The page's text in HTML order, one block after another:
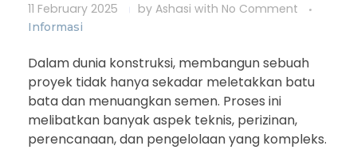
11 February 2025 by Ashasi with No Comment
Informasi
Dalam dunia konstruksi, membangun sebuah
proyek tidak hanya sekadar meletakkan batu
bata dan menuangkan semen. Proses ini
melibatkan banyak aspek teknis, perizinan,
perencanaan, dan pengelolaan yang kompleks.